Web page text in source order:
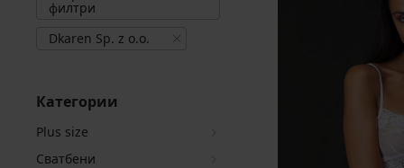
филтри
Dkaren Sp. z o.o.
Категории
Plus size
Сватбени